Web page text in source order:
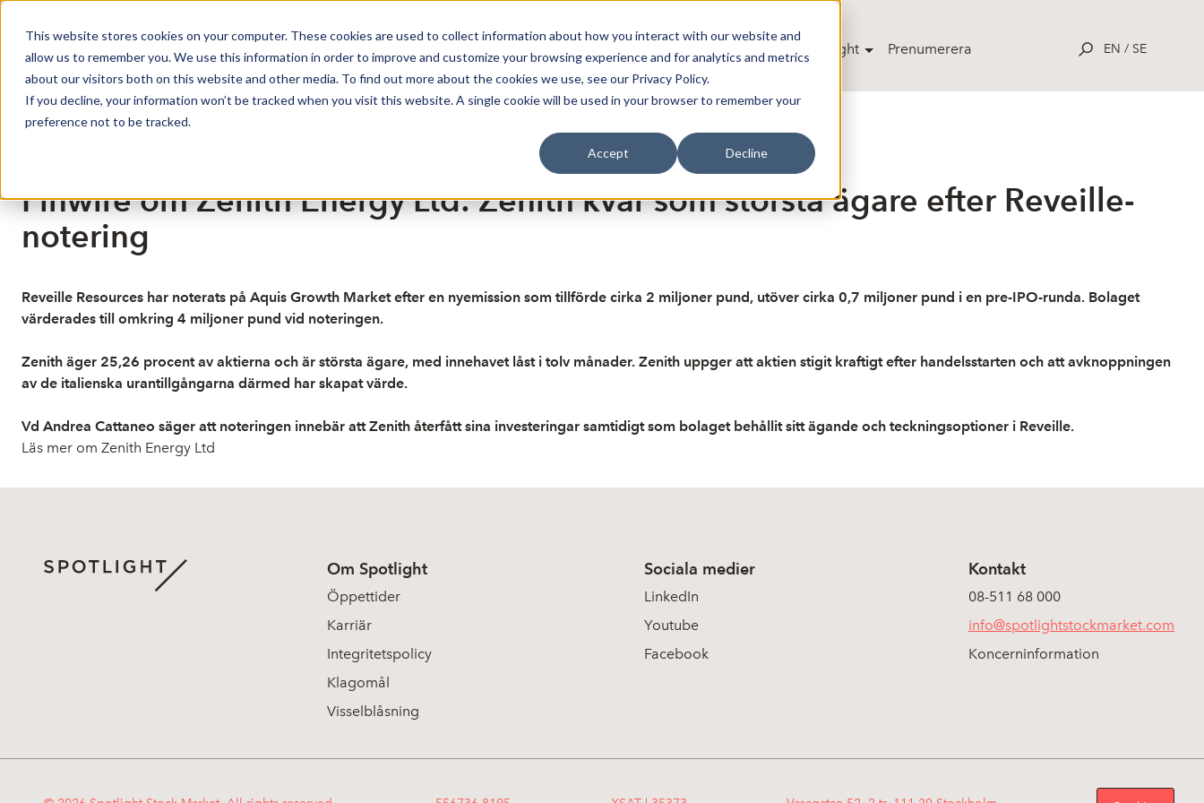
This website stores cookies on your computer. These cookies are used to collect information about how you interact with our website and
allow us to remember you. We use this information in order to improve and customize your browsing experience and for analytics and metrics
about our visitors both on this website and other media. To find out more about the cookies we use, see our Privacy Policy.
If you decline, your information won’t be tracked when you visit this website. A single cookie will be used in your browser to remember your
preference not to be tracked.
Accept Decline
Om Spotlight Prenumerera EN / SE
Publicerat: 2026-07-08 08:14:42
Finwire om Zenith Energy Ltd: Zenith kvar som största ägare efter Reveille-
notering
Reveille Resources har noterats på Aquis Growth Market efter en nyemission som tillförde cirka 2 miljoner pund, utöver cirka 0,7 miljoner pund i en pre-IPO-runda. Bolaget
värderades till omkring 4 miljoner pund vid noteringen.
Zenith äger 25,26 procent av aktierna och är största ägare, med innehavet låst i tolv månader. Zenith uppger att aktien stigit kraftigt efter handelsstarten och att avknoppningen
av de italienska urantillgångarna därmed har skapat värde.
Vd Andrea Cattaneo säger att noteringen innebär att Zenith återfått sina investeringar samtidigt som bolaget behållit sitt ägande och teckningsoptioner i Reveille.
Läs mer om Zenith Energy Ltd
Om Spotlight
Öppettider
Karriär
Integritetspolicy
Klagomål
Visselblåsning
Sociala medier
LinkedIn
Youtube
Facebook
Kontakt
08-511 68 000
info@spotlightstockmarket.com
Koncerninformation